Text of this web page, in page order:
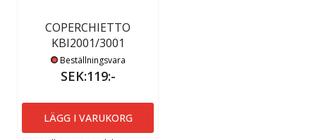
COPERCHIETTO
KBI2001/3001
Beställningsvara
SEK:119:-
LÄGG I VARUKORG